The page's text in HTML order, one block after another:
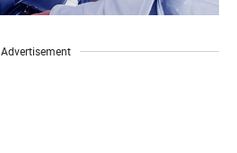
Advertisement